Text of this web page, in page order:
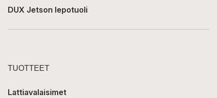
DUX Jetson lepotuoli
TUOTTEET
Lattiavalaisimet